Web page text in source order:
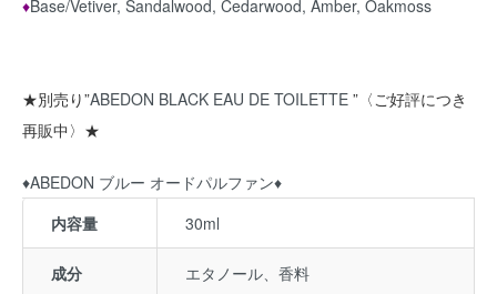
♦︎Base/Vetiver, Sandalwood, Cedarwood, Amber, Oakmoss
★別売り”ABEDON BLACK EAU DE TOILETTE ”〈ご好評につき
再販中〉★
♦︎ABEDON ブルー オードパルファン♦︎
内容量
30ml
成分 エタノール、香料